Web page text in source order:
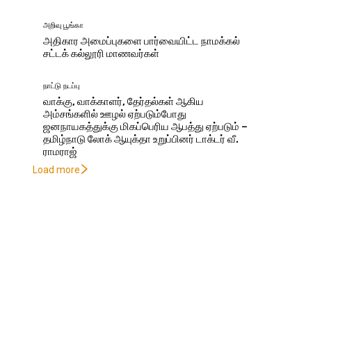
அறிவு பூங்கா
அதிகார அமைப்புகளை பார்வையிட்ட நாமக்கல்
சட்டக் கல்லூரி மாணவர்கள்
நாட்டு நடப்பு
வாக்கு, வாக்காளர், தேர்தல்கள் ஆகிய
அம்சங்களில் ஊழல் ஏற்படும்போது
ஜனநாயகத்துக்கு மிகப்பெரிய ஆபத்து ஏற்படும் –
தமிழ்நாடு லோக் ஆயுக்தா உறுப்பினர் டாக்டர் வீ.
ராமராஜ்
Load more